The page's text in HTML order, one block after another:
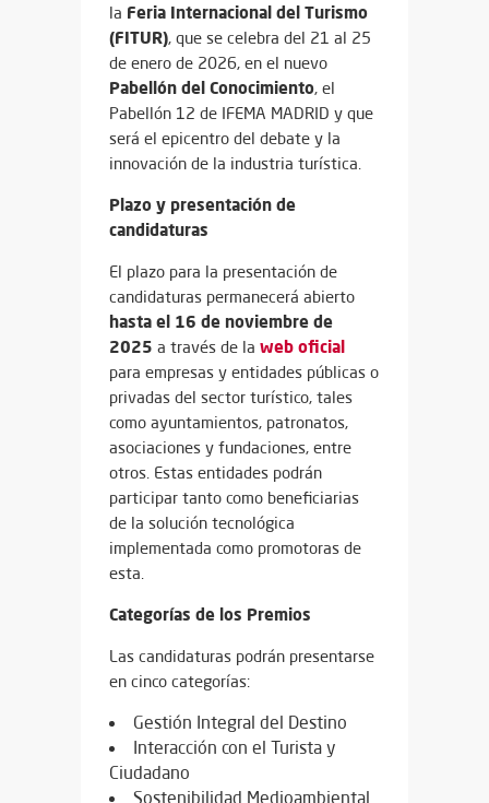
la Feria Internacional del Turismo
(FITUR), que se celebra del 21 al 25
de enero de 2026, en el nuevo
Pabellón del Conocimiento, el
Pabellón 12 de IFEMA MADRID y que
será el epicentro del debate y la
innovación de la industria turística.
Plazo y presentación de
candidaturas
El plazo para la presentación de
candidaturas permanecerá abierto
hasta el 16 de noviembre de
2025 a través de la web oficial
para empresas y entidades públicas o
privadas del sector turístico, tales
como ayuntamientos, patronatos,
asociaciones y fundaciones, entre
otros. Estas entidades podrán
participar tanto como beneficiarias
de la solución tecnológica
implementada como promotoras de
esta.
Categorías de los Premios
Las candidaturas podrán presentarse
en cinco categorías:
Gestión Integral del Destino
Interacción con el Turista y
Ciudadano
Sostenibilidad Medioambiental